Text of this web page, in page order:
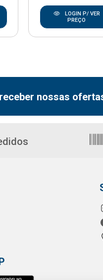
LOGIN P/ VER
PREÇO
nossas